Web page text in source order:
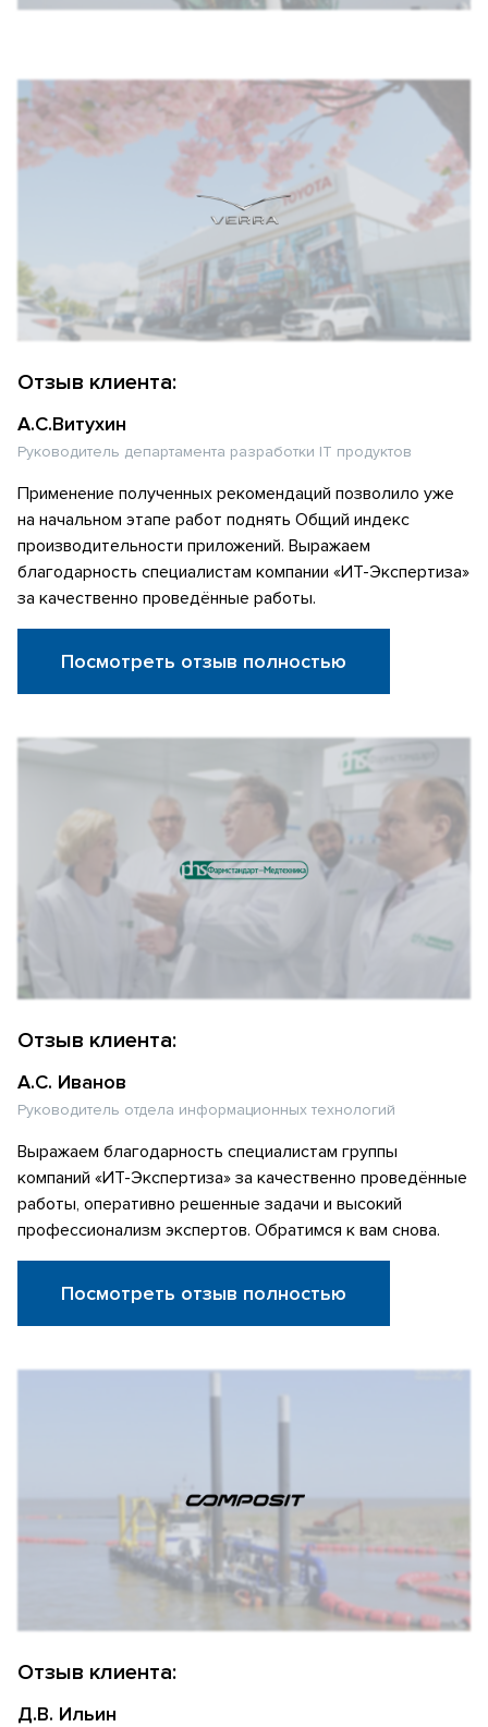
Отзыв клиента:
А.С.Витухин
Руководитель департамента разработки IT продуктов
Применение полученных рекомендаций позволило уже
на начальном этапе работ поднять Общий индекс
производительности приложений. Выражаем
благодарность специалистам компании «ИТ-Экспертиза»
за качественно проведённые работы.
Посмотреть отзыв полностью
Отзыв клиента:
А.С. Иванов
Руководитель отдела информационных технологий
Выражаем благодарность специалистам группы
компаний «ИТ-Экспертиза» за качественно проведённые
работы, оперативно решенные задачи и высокий
профессионализм экспертов. Обратимся к вам снова.
Посмотреть отзыв полностью
Отзыв клиента:
Д.В. Ильин